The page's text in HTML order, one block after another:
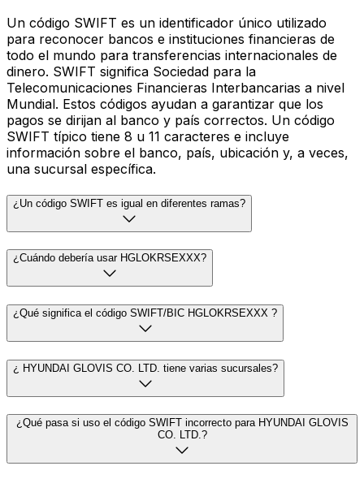
Un código SWIFT es un identificador único utilizado
para reconocer bancos e instituciones financieras de
todo el mundo para transferencias internacionales de
dinero. SWIFT significa Sociedad para la
Telecomunicaciones Financieras Interbancarias a nivel
Mundial. Estos códigos ayudan a garantizar que los
pagos se dirijan al banco y país correctos. Un código
SWIFT típico tiene 8 u 11 caracteres e incluye
información sobre el banco, país, ubicación y, a veces,
una sucursal específica.
¿Un código SWIFT es igual en diferentes ramas?
¿Cuándo debería usar HGLOKRSEXXX?
¿Qué significa el código SWIFT/BIC HGLOKRSEXXX ?
¿ HYUNDAI GLOVIS CO. LTD. tiene varias sucursales?
¿Qué pasa si uso el código SWIFT incorrecto para HYUNDAI GLOVIS
CO. LTD.?